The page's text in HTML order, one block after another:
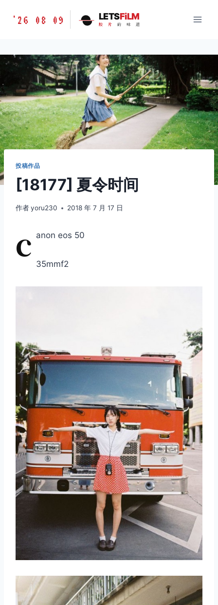
胶
味
道
LETSFILM
'26 08 09 LETSFiLM
胶 片 的 味 道
投稿作品
[18177] 夏令时间
作者yoru230 2018 年 7 月 17 日
c anon eos 50
35mmf2